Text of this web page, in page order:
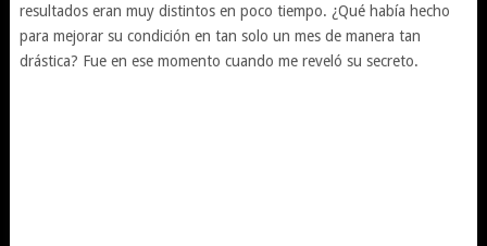
resultados eran muy distintos en poco tiempo. ¿Qué había hecho
para mejorar su condición en tan solo un mes de manera tan
drástica? Fue en ese momento cuando me reveló su secreto.